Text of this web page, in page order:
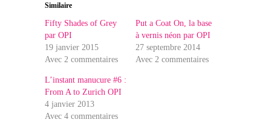
Similaire
Fifty Shades of Grey
par OPI
19 janvier 2015
Avec 2 commentaires
Put a Coat On, la base
à vernis néon par OPI
27 septembre 2014
Avec 2 commentaires
L’instant manucure #6 :
From A to Zurich OPI
4 janvier 2013
Avec 4 commentaires